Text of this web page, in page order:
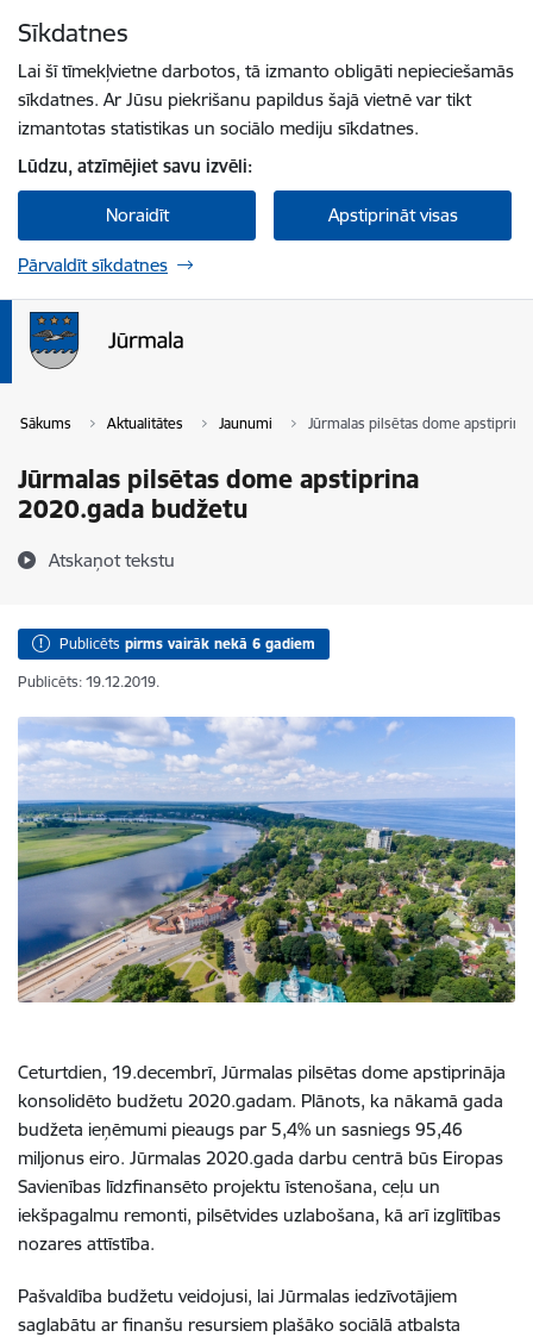
Sīkdatnes
Lai šī tīmekļvietne darbotos, tā izmanto obligāti nepieciešamās
sīkdatnes. Ar Jūsu piekrišanu papildus šajā vietnē var tikt
izmantotas statistikas un sociālo mediju sīkdatnes.
Lūdzu, atzīmējiet savu izvēli:
Noraidīt Apstiprināt visas
Pārvaldīt sīkdatnes
Sākums Aktualitātes Jaunumi Jūrmalas pilsētas dome
Jūrmalas pilsētas dome apstiprina
2020.gada budžetu
Atskaņot tekstu
Publicēts pirms vairāk nekā 6 gadiem
Publicēts: 19.12.2019.
Ceturtdien, 19.decembrī, Jūrmalas pilsētas dome apstiprināja
konsolidēto budžetu 2020.gadam. Plānots, ka nākamā gada
budžeta ieņēmumi pieaugs par 5,4% un sasniegs 95,46
miljonus eiro. Jūrmalas 2020.gada darbu centrā būs Eiropas
Savienības līdzfinansēto projektu īstenošana, ceļu un
iekšpagalmu remonti, pilsētvides uzlabošana, kā arī izglītības
nozares attīstība.
Pašvaldība budžetu veidojusi, lai Jūrmalas iedzīvotājiem
saglabātu ar finanšu resursiem plašāko sociālā atbalsta